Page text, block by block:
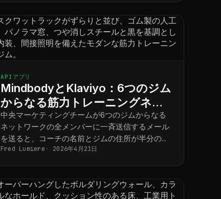
APIアプリ
MindbodyとKlaviyo：6つのジム
からなる筋力トレーニングネッ
トワークのための拠点別マーケ
ティング
中央マーケティングチームが6つのジムからなる
ネットワークの全メンバーに一斉送信するメール
を送ると、コーチの名前とジムの住所が半分の確
率で間違ってしまう。
Fred Lumiere 2026年4月21日